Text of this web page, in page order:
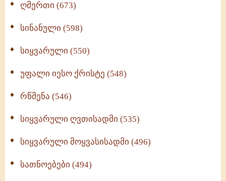
ღმერთი (673)
სინანული (598)
სიყვარული (550)
უფალი იესო ქრისტე (548)
რწმენა (546)
სიყვარული ღვთისადმი (535)
სიყვარული მოყვასისადმი (496)
სათნოებები (494)